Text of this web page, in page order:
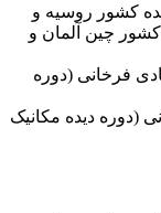
کشور روسیه و
چین آلمان و
فرخانی (دوره
(دوره دیده مکانیک